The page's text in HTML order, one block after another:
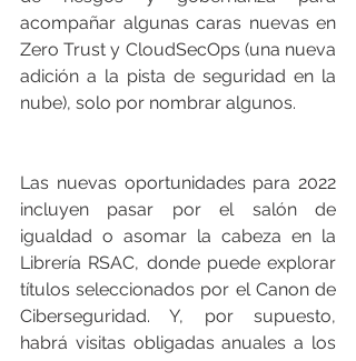
acompañar algunas caras nuevas en
Zero Trust y CloudSecOps (una nueva
adición a la pista de seguridad en la
nube), solo por nombrar algunos.
Las nuevas oportunidades para 2022
incluyen pasar por el salón de
igualdad o asomar la cabeza en la
Librería RSAC, donde puede explorar
títulos seleccionados por el Canon de
Ciberseguridad. Y, por supuesto,
habrá visitas obligadas anuales a los